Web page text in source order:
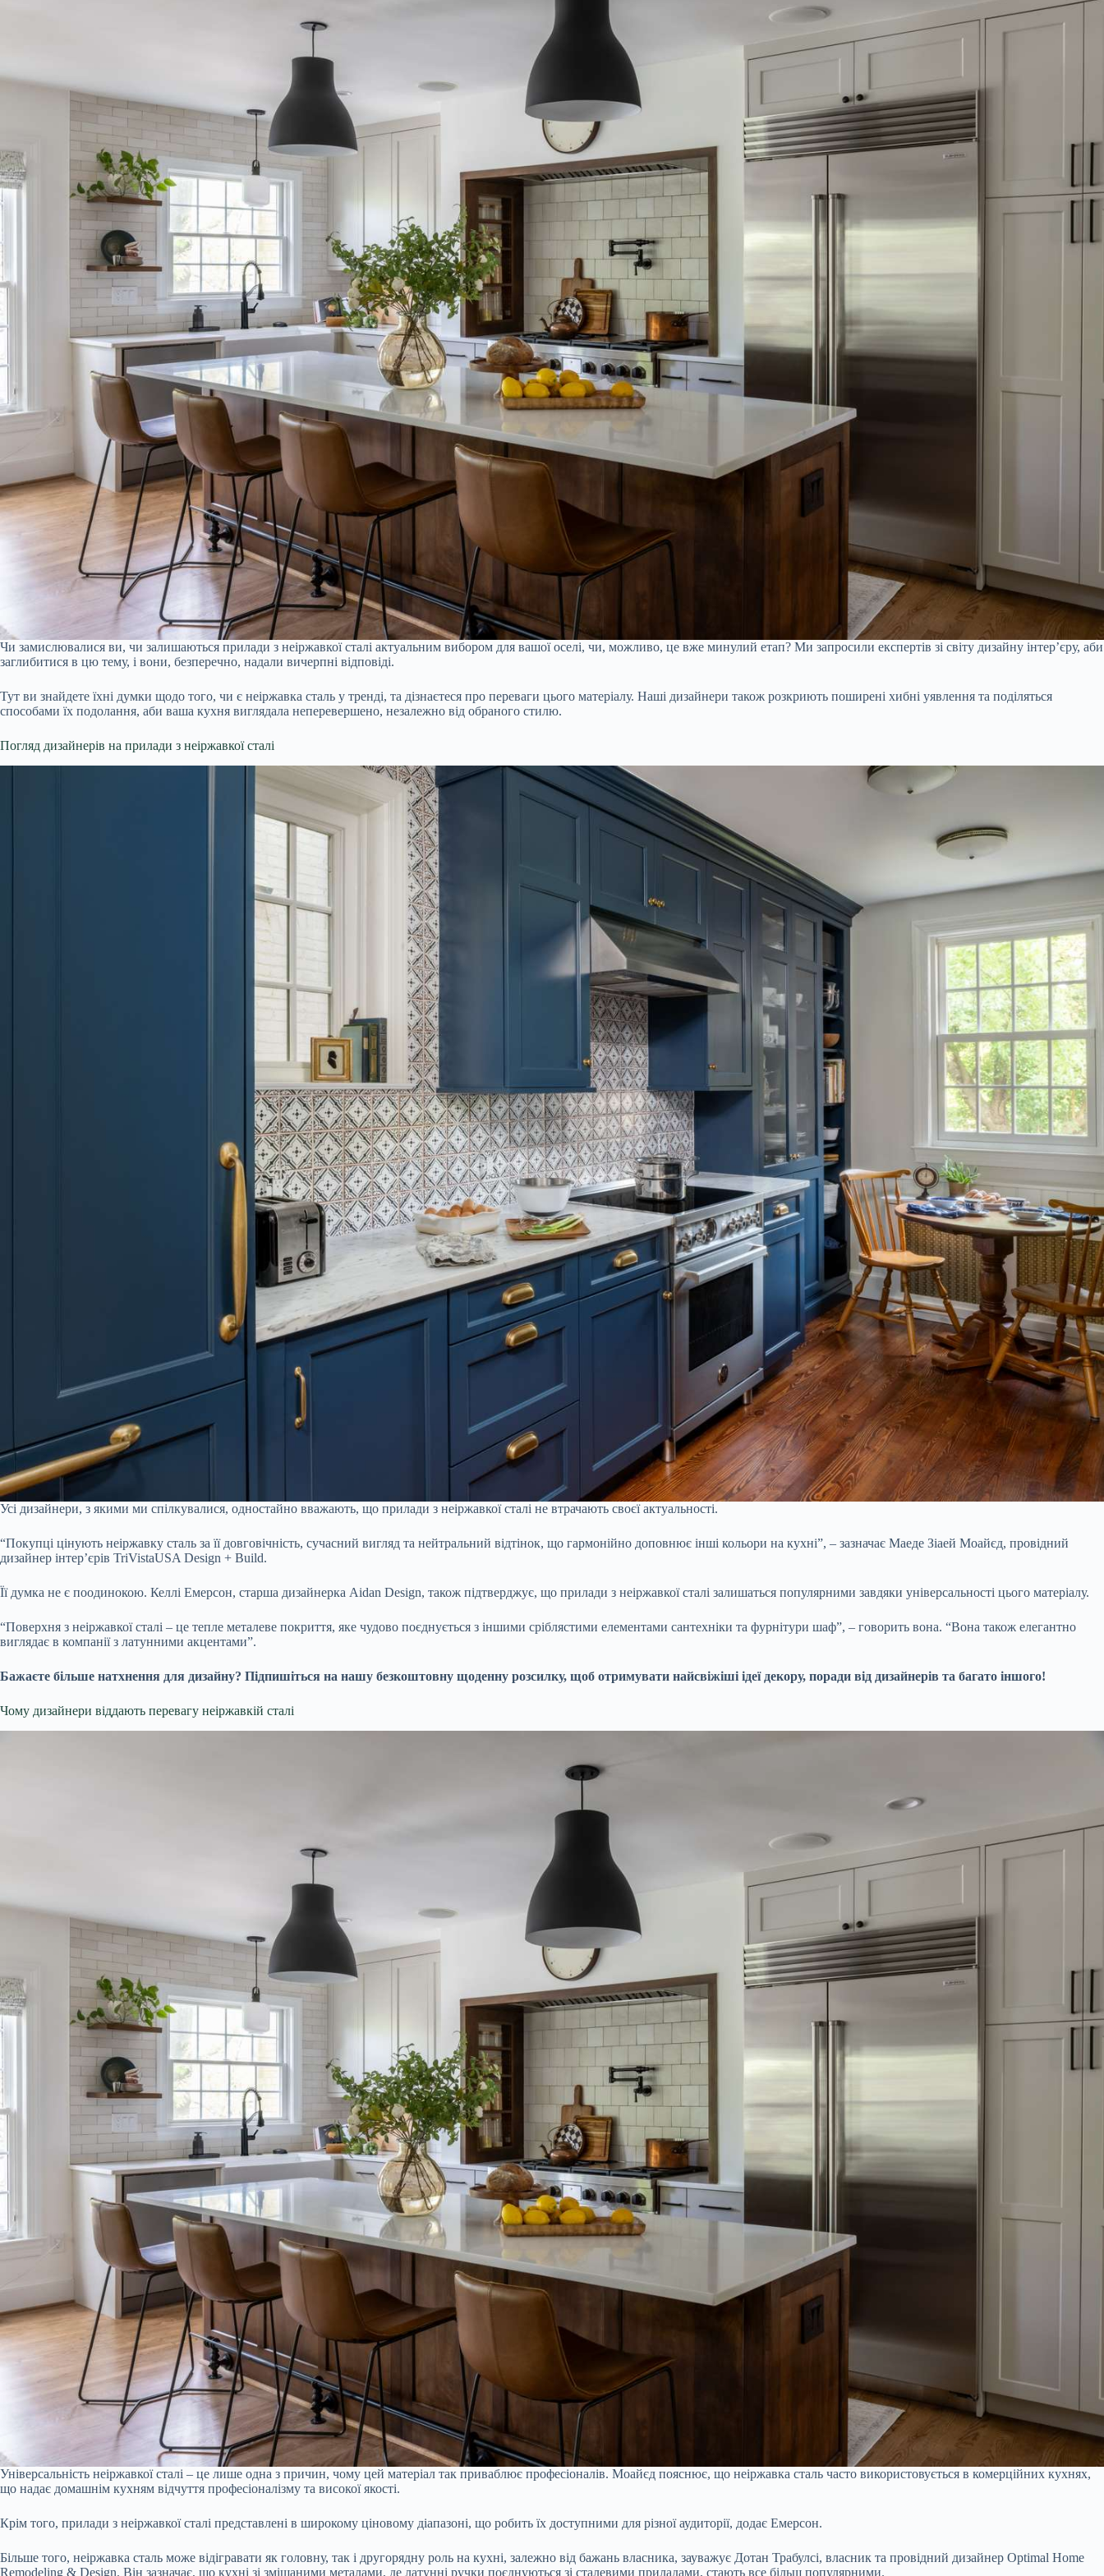
Чи замислювалися ви, чи залишаються прилади з неіржавкої сталі актуальним вибором для вашої оселі, чи, можливо, це вже минулий етап? Ми запросили експертів зі світу дизайну інтер’єру, аби
заглибитися в цю тему, і вони, безперечно, надали вичерпні відповіді.
Тут ви знайдете їхні думки щодо того, чи є неіржавка сталь у тренді, та дізнаєтеся про переваги цього матеріалу. Наші дизайнери також розкриють поширені хибні уявлення та поділяться
способами їх подолання, аби ваша кухня виглядала неперевершено, незалежно від обраного стилю.
Погляд дизайнерів на прилади з неіржавкої сталі
Усі дизайнери, з якими ми спілкувалися, одностайно вважають, що прилади з неіржавкої сталі не втрачають своєї актуальності.
“Покупці цінують неіржавку сталь за її довговічність, сучасний вигляд та нейтральний відтінок, що гармонійно доповнює інші кольори на кухні”, – зазначає Маеде Зіаей Моайєд, провідний
дизайнер інтер’єрів TriVistaUSA Design + Build.
Її думка не є поодинокою. Келлі Емерсон, старша дизайнерка Aidan Design, також підтверджує, що прилади з неіржавкої сталі залишаться популярними завдяки універсальності цього матеріалу.
“Поверхня з неіржавкої сталі – це тепле металеве покриття, яке чудово поєднується з іншими сріблястими елементами сантехніки та фурнітури шаф”, – говорить вона. “Вона також елегантно
виглядає в компанії з латунними акцентами”.
Бажаєте більше натхнення для дизайну? Підпишіться на нашу безкоштовну щоденну розсилку, щоб отримувати найсвіжіші ідеї декору, поради від дизайнерів та багато іншого!
Чому дизайнери віддають перевагу неіржавкій сталі
Універсальність неіржавкої сталі – це лише одна з причин, чому цей матеріал так приваблює професіоналів. Моайєд пояснює, що неіржавка сталь часто використовується в комерційних кухнях,
що надає домашнім кухням відчуття професіоналізму та високої якості.
Крім того, прилади з неіржавкої сталі представлені в широкому ціновому діапазоні, що робить їх доступними для різної аудиторії, додає Емерсон.
Більше того, неіржавка сталь може відігравати як головну, так і другорядну роль на кухні, залежно від бажань власника, зауважує Дотан Трабулсі, власник та провідний дизайнер Optimal Home
Remodeling & Design. Він зазначає, що кухні зі змішаними металами, де латунні ручки поєднуються зі сталевими приладами, стають все більш популярними.